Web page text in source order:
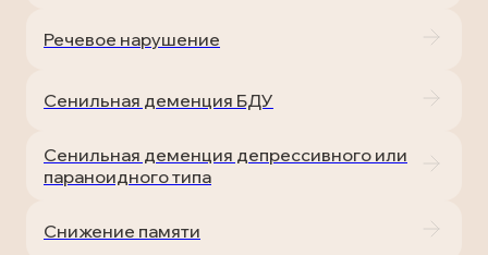
Речевое нарушение
Сенильная деменция БДУ
Сенильная деменция депрессивного или
параноидного типа
Снижение памяти